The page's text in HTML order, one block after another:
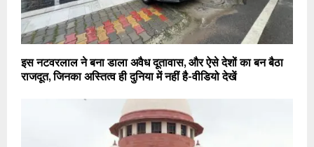
इस नटवरलाल ने बना डाला अवैध दूतावास, और ऐसे देशों का बन बैठा
राजदूत, जिनका अस्तित्व ही दुनिया में नहीं है-वीडियो देखें